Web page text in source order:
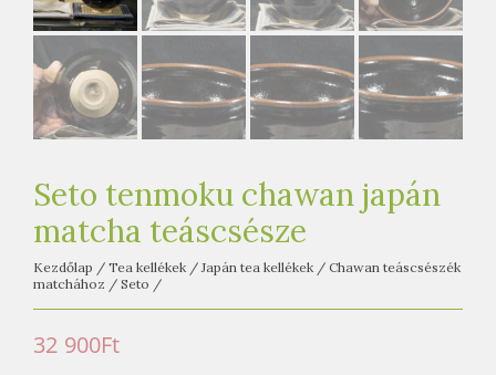
t
e
a
h
z
Seto tenmoku chawan japán
matcha teáscsésze
Kezdőlap / Tea kellékek /Japán tea kellékek / Chawan teáscsészék
matchához / Seto /
32 900Ft